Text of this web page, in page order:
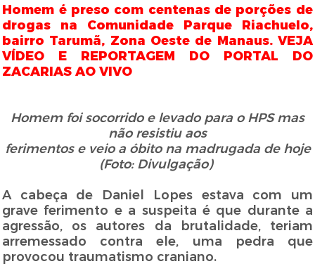
Homem é preso com centenas de porções de
drogas na Comunidade Parque Riachuelo,
bairro Tarumã, Zona Oeste de Manaus. VEJA
VÍDEO E REPORTAGEM DO PORTAL DO
ZACARIAS AO VIVO
Homem foi socorrido e levado para o HPSmas
não resistiu aos
ferimentos e veio a óbito na madrugada de hoje
(Foto: Divulgação)
A cabeça de Daniel Lopes estava com um
grave ferimento e a suspeita é que durante a
agressão, os autores da brutalidade, teriam
arremessado contra ele, uma pedra que
provocou traumatismo craniano.